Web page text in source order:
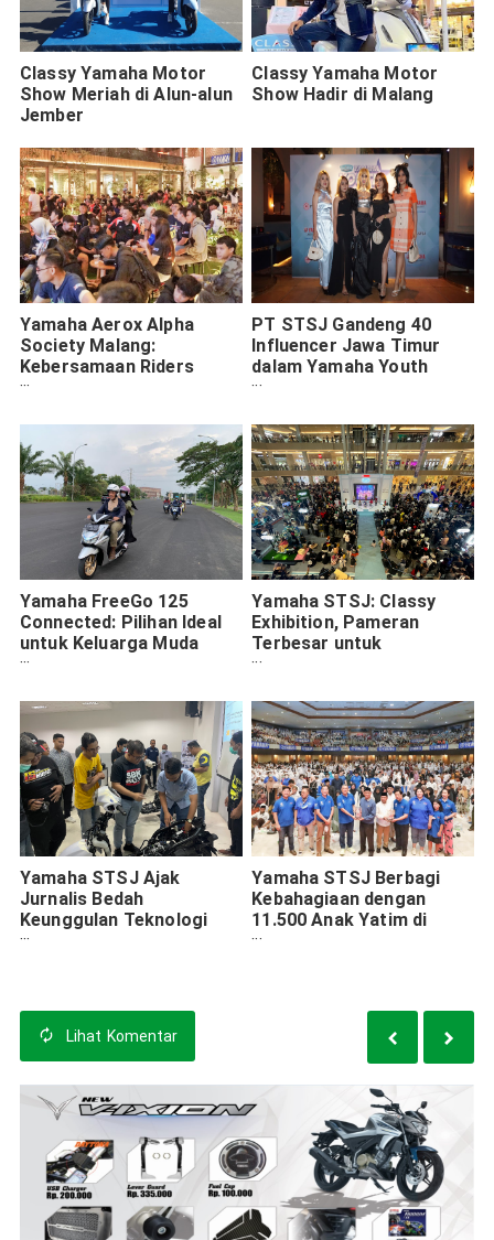
Classy Yamaha Motor
Show Meriah di Alun-alun
Jember
Classy Yamaha Motor
Show Hadir di Malang
Yamaha Aerox Alpha
Society Malang:
Kebersamaan Riders
dalam Gelaran Otomotif
PT STSJ Gandeng 40
Influencer Jawa Timur
dalam Yamaha Youth
Ambassador
Yamaha FreeGo 125
Connected: Pilihan Ideal
untuk Keluarga Muda
dengan Mobilitas Tinggi
Yamaha STSJ: Classy
Exhibition, Pameran
Terbesar untuk
Pengalaman Tak
Yamaha STSJ Ajak
Jurnalis Bedah
Keunggulan Teknologi
Grand Filano
Yamaha STSJ Berbagi
Kebahagiaan dengan
11.500 Anak Yatim di
Jawa Timur: Inspirasi
Lihat Komentar